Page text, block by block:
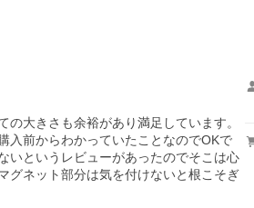
大きさも余裕があり満足しています。
入前からわかっていたことなのでOKで
いというレビューがあったのでそこは心
グネット部分は気を付けないと根こそぎ